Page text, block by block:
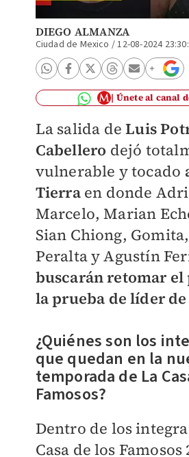
DIEGO ALMANZA
Ciudad de Mexico /12-08-2024
Únete al canal
La salida deLuis
Cabellero dejó
vulnerable y tocado
Tierra en donde
Marcelo, Marian
Sian Chiong,
Peralta y Agustín
buscarán retomar el
la prueba de líder
¿Quiénes son los
que quedan en la
temporada de La
Famosos?
Dentro de los
Casa de los Famosos